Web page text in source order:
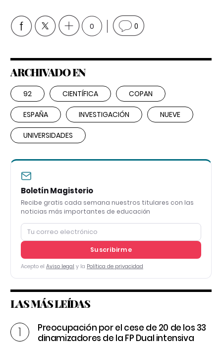
0 0
ARCHIVADO EN
92 CIENTÍFICA COPAN
ESPAÑA INVESTIGACIÓN NUEVE
UNIVERSIDADES
Boletín Magisterio
Recibe gratis cada semana nuestros titulares con las
noticias más importantes de educación
Suscribirme
Acepto el Aviso legal y la Política de privacidad
LAS MÁS LEÍDAS
Preocupación por el cese de 20 de los 33
dinamizadores de la FP Dual intensiva